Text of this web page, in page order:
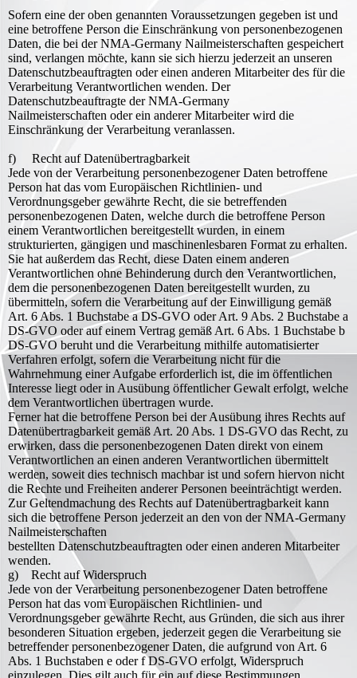
Sofern eine der oben genannten Voraussetzungen gegeben ist und
eine betroffene Person die Einschränkung von personenbezogenen
Daten, die bei der NMA-Germany Nailmeisterschaften gespeichert
sind, verlangen möchte, kann sie sich hierzu jederzeit an unseren
Datenschutzbeauftragten oder einen anderen Mitarbeiter des für die
Verarbeitung Verantwortlichen wenden. Der
Datenschutzbeauftragte der NMA-Germany
Nailmeisterschaften oder ein anderer Mitarbeiter wird die
Einschränkung der Verarbeitung veranlassen.
f) Recht auf Datenübertragbarkeit
Jede von der Verarbeitung personenbezogener Daten betroffene
Person hat das vom Europäischen Richtlinien- und
Verordnungsgeber gewährte Recht, die sie betreffenden
personenbezogenen Daten, welche durch die betroffene Person
einem Verantwortlichen bereitgestellt wurden, in einem
strukturierten, gängigen und maschinenlesbaren Format zu erhalten.
Sie hat außerdem das Recht, diese Daten einem anderen
Verantwortlichen ohne Behinderung durch den Verantwortlichen,
dem die personenbezogenen Daten bereitgestellt wurden, zu
übermitteln, sofern die Verarbeitung auf der Einwilligung gemäß
Art. 6 Abs. 1 Buchstabe a DS-GVO oder Art. 9 Abs. 2 Buchstabe a
DS-GVO oder auf einem Vertrag gemäß Art. 6 Abs. 1 Buchstabe b
DS-GVO beruht und die Verarbeitung mithilfe automatisierter
Verfahren erfolgt, sofern die Verarbeitung nicht für die
Wahrnehmung einer Aufgabe erforderlich ist, die im öffentlichen
Interesse liegt oder in Ausübung öffentlicher Gewalt erfolgt, welche
dem Verantwortlichen übertragen wurde.
Ferner hat die betroffene Person bei der Ausübung ihres Rechts auf
Datenübertragbarkeit gemäß Art. 20 Abs. 1 DS-GVO das Recht, zu
erwirken, dass die personenbezogenen Daten direkt von einem
Verantwortlichen an einen anderen Verantwortlichen übermittelt
werden, soweit dies technisch machbar ist und sofern hiervon nicht
die Rechte und Freiheiten anderer Personen beeinträchtigt werden.
Zur Geltendmachung des Rechts auf Datenübertragbarkeit kann
sich die betroffene Person jederzeit an den von der NMA-Germany
Nailmeisterschaften
bestellten Datenschutzbeauftragten oder einen anderen Mitarbeiter
wenden.
g) Recht auf Widerspruch
Jede von der Verarbeitung personenbezogener Daten betroffene
Person hat das vom Europäischen Richtlinien- und
Verordnungsgeber gewährte Recht, aus Gründen, die sich aus ihrer
besonderen Situation ergeben, jederzeit gegen die Verarbeitung sie
betreffender personenbezogener Daten, die aufgrund von Art. 6
Abs. 1 Buchstaben e oder f DS-GVO erfolgt, Widerspruch
einzulegen. Dies gilt auch für ein auf diese Bestimmungen